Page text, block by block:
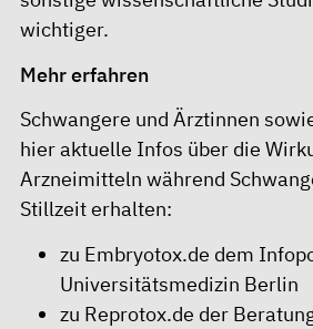
wichtiger.
Mehr erfahren
Schwangere und Ärztinnen
hier aktuelle Infos über die
Arzneimitteln während
Stillzeit erhalten:
zu Embryotox.de dem
Universitätsmedizin Berlin
zu Reprotox.de der